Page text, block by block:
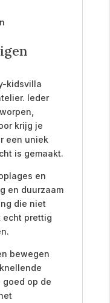
kidsvilla
Ieder
krijg je
een uniek
is gemaakt.
en
en duurzaam
die niet
echt prettig
bewegen
goed op de